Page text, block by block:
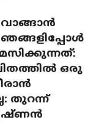
വാങ്ങാൻ
ഞങ്ങളിപ്പോൾ
ഒരു
തുറന്ന്